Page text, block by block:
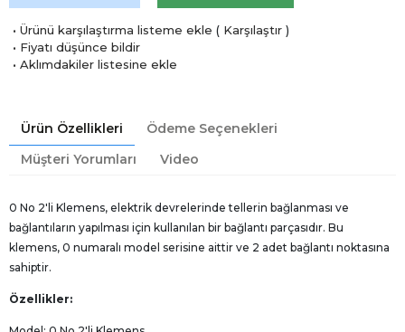
·Ürünü karşılaştırma listeme ekle ( Karşılaştır )
· Fiyatı düşünce bildir
·Aklımdakiler listesine ekle
Ürün Özellikleri
Ödeme Seçenekleri
Müşteri Yorumları
Video
0 No 2'li Klemens, elektrik devrelerinde tellerin bağlanması ve
bağlantıların yapılması için kullanılan bir bağlantı parçasıdır. Bu
klemens, 0 numaralı model serisine aittir ve 2 adet bağlantı noktasına
sahiptir.
Özellikler: